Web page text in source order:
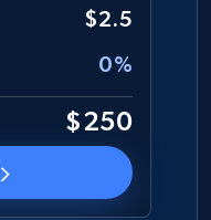
name, Price,
Description, and
$2.5
0%
$250